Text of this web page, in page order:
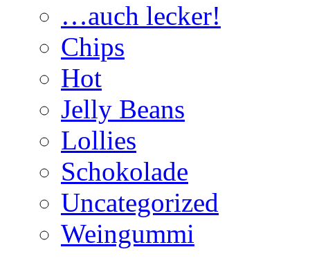
…auch lecker!
Chips
Hot
Jelly Beans
Lollies
Schokolade
Uncategorized
Weingummi